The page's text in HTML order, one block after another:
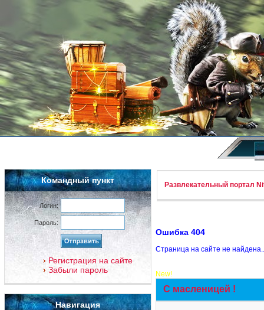
Командный пункт
Логин:
Пароль:
Регистрация на сайте
Забыли пароль
Навигация
Развлекательный портал
Ошибка 404
Страница на сайте не
New!
С масленицей !